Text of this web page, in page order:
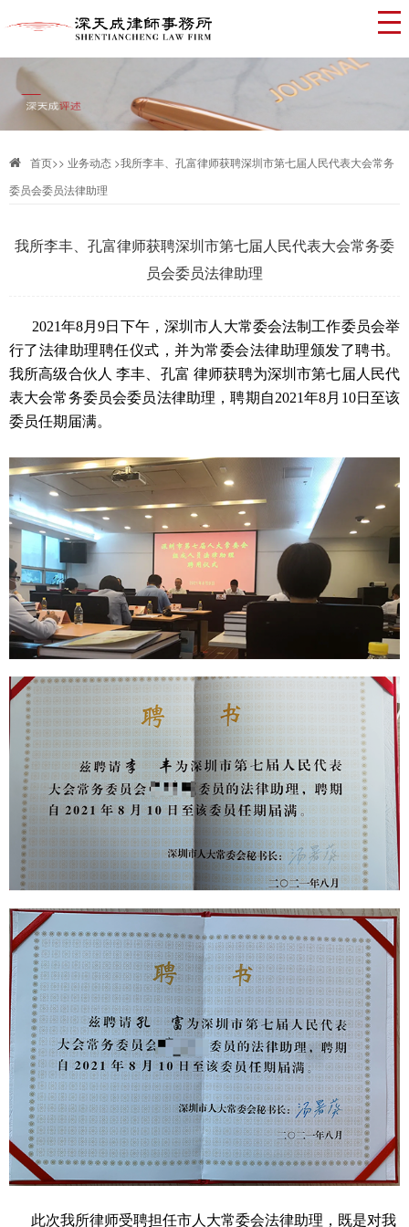
首页>> 业务动态 >我所李丰、孔富律师获聘深圳市第七届人民代表大会常务
委员会委员法律助理
我所李丰、孔富律师获聘深圳市第七届人民代表大会常务委
员会委员法律助理
2021年8月9日下午，深圳市人大常委会法制工作委员会举
行了法律助理聘任仪式，并为常委会法律助理颁发了聘书。
我所高级合伙人 李丰、孔富 律师获聘为深圳市第七届人民代
表大会常务委员会委员法律助理，聘期自2021年8月10日至该
委员任期届满。
此次我所律师受聘担任市人大常委会法律助理，既是对我